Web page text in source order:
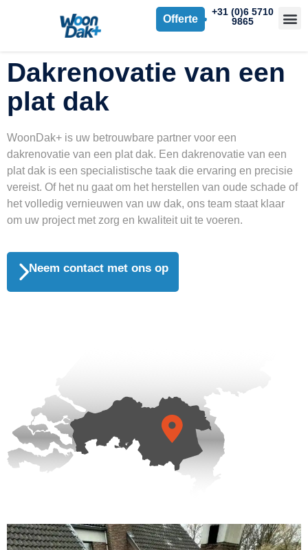
+31 (0)6 5710
9865
Offerte
Dakrenovatie van een
plat dak
WoonDak+ is uw betrouwbare partner voor een
dakrenovatie van een plat dak. Een dakrenovatie van een
plat dak is een specialistische taak die ervaring en precisie
vereist. Of het nu gaat om het herstellen van oude schade of
het volledig vernieuwen van uw dak, ons team staat klaar
om uw project met zorg en kwaliteit uit te voeren.
Neem contact met ons op